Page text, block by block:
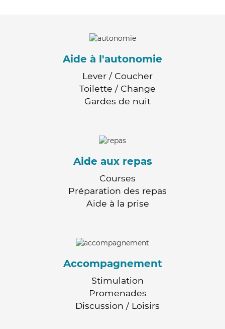
Aide à l'autonomie
Lever / Coucher
Toilette / Change
Gardes de nuit
Aide aux repas
Courses
Préparation des repas
Aide à la prise
Accompagnement
Stimulation
Promenades
Discussion / Loisirs